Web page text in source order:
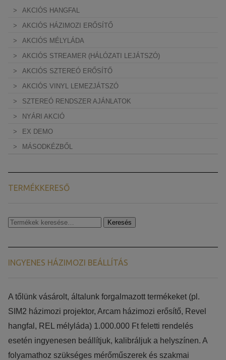
AKCIÓS HANGFAL
AKCIÓS HÁZIMOZI ERŐSÍTŐ
AKCIÓS MÉLYLÁDA
AKCIÓS STREAMER (HÁLÓZATI LEJÁTSZÓ)
AKCIÓS SZTEREÓ ERŐSÍTŐ
AKCIÓS VINYL LEMEZJÁTSZÓ
SZTEREÓ RENDSZER AJÁNLATOK
NYÁRI AKCIÓ
EX DEMO
MÁSODKÉZBŐL
TERMÉKKERESŐ
Keresés
Keresés
INGYENES HÁZIMOZI BEÁLLÍTÁS
​​A tőlünk vásárolt, általunk forgalmazott termékeket (pl.
SIM2 házimozi projektor, Arcam házimozi erősítő, Revel
hangfal, REL mélyláda) 1.000.000 Ft feletti rendelés
esetén ingyenesen beállítjuk, kalibráljuk a helyszínen. A
folyamathoz szükséges mérőműszerek és szakmai